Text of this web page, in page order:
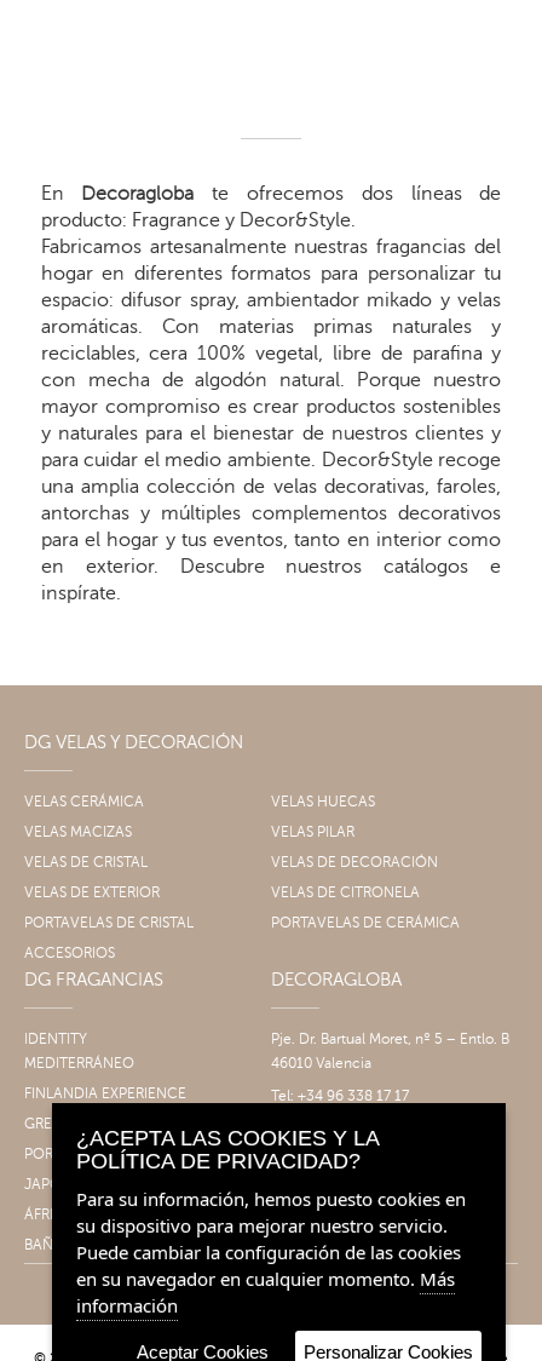
En Decoragloba te ofrecemos dos líneas de
producto: Fragrance y Decor&Style.
Fabricamos artesanalmente nuestras fragancias del
hogar en diferentes formatos para personalizar tu
espacio: difusor spray, ambientador mikado y velas
aromáticas. Con materias primas naturales y
reciclables, cera 100% vegetal, libre de parafina y
con mecha de algodón natural. Porque nuestro
mayor compromiso es crear productos sostenibles
y naturales para el bienestar de nuestros clientes y
para cuidar el medio ambiente. Decor&Style recoge
una amplia colección de velas decorativas, faroles,
antorchas y múltiples complementos decorativos
para el hogar y tus eventos, tanto en interior como
en exterior. Descubre nuestros catálogos e
inspírate.
DG VELAS Y DECORACIÓN
VELAS CERÁMICA
VELAS HUECAS
VELAS MACIZAS
VELAS PILAR
VELAS DE CRISTAL
VELAS DE DECORACIÓN
VELAS DE EXTERIOR
VELAS DE CITRONELA
PORTAVELAS DE CRISTAL
PORTAVELAS DE CERÁMICA
ACCESORIOS
DG FRAGANCIAS
IDENTITY
MEDITERRÁNEO
FINLANDIA EXPERIENCE
GRECIA EXPERIENCE
PORTUGAL EXPERIENCE
JAPÓN EXPERIENCE
ÁFRICA EXPERIENCE
BAÑO&CUERPO
DECORAGLOBA
Pje. Dr. Bartual Moret, nº 5 – Entlo. B
46010 Valencia
Tel: +34 96 338 17 17
info@decoragloba.com
¿ACEPTA LAS COOKIES Y LA
POLÍTICA DE PRIVACIDAD?
Para su información, hemos puesto cookies en
su dispositivo para mejorar nuestro servicio.
Puede cambiar la configuración de las cookies
en su navegador en cualquier momento. Más
información
Aceptar Cookies Personalizar Cookies